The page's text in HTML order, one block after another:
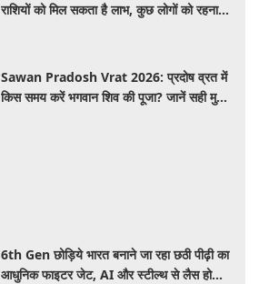
राशियों को मिल सकता है लाभ, कुछ लोगों को रहना
Sawan Pradosh Vrat 2026: प्रदोष व्रत में
किस समय करें भगवान शिव की पूजा? जानें सही मुहूर्त
6th Gen छोड़िये भारत बनाने जा रहा छठी पीढ़ी का
आधुनिक फाइटर जेट, AI और स्टील्थ से लैस होगा